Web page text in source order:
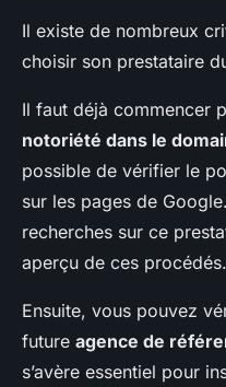
Il existe de nombreux
choisir son prestataire
Il faut déjà commencer
notoriété dans le
possible de vérifier le
sur les pages de
recherches sur ce
aperçu de ces procédés.
Ensuite, vous pouvez
future agence de
s’avère essentiel pour